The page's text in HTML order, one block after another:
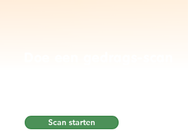
Scan starten